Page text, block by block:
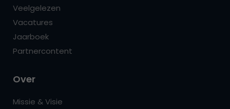
Veelgelezen
Vacatures
Jaarboek
Partnercontent
Over
Missie & Visie